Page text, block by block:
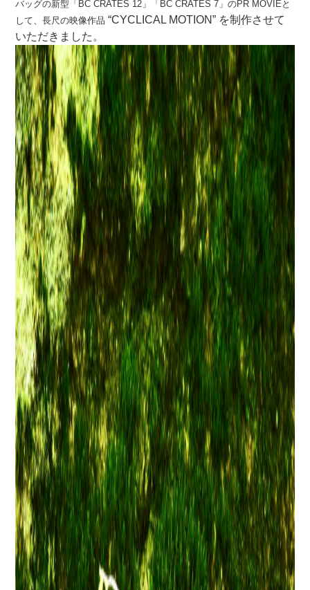
バッグの新型「BC CRATES 12」「BC CRATES 7」のPR MOVIEと
して、長尺の映像作品 “CYCLICAL MOTION” を制作させて
いただきました。